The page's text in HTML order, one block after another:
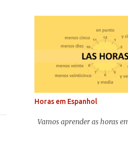
Horas em Espanhol
Vamos aprender as horas